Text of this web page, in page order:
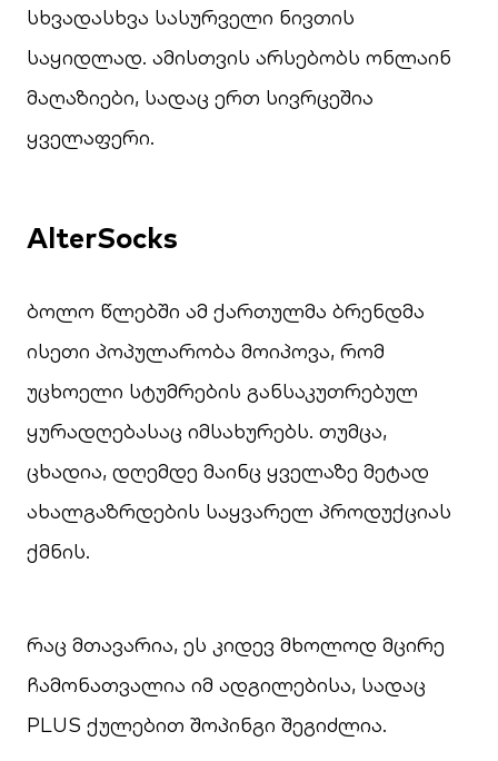
სხვადასხვა სასურველი ნივთის
საყიდლად. ამისთვის არსებობს ონლაინ
მაღაზიები, სადაც ერთ სივრცეშია
ყველაფერი.
AlterSocks
ბოლო წლებში ამ ქართულმა ბრენდმა
ისეთი პოპულარობა მოიპოვა, რომ
უცხოელი სტუმრების განსაკუთრებულ
ყურადღებასაც იმსახურებს. თუმცა,
ცხადია, დღემდე მაინც ყველაზე მეტად
ახალგაზრდების საყვარელ პროდუქციას
ქმნის.
რაც მთავარია, ეს კიდევ მხოლოდ მცირე
ჩამონათვალია იმ ადგილებისა, სადაც
PLUS ქულებით შოპინგი შეგიძლია.